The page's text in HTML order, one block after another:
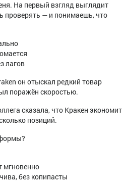
На первый взгляд выглядит
проверять — и понимаешь, что
лагов
он отыскал редкий товар
поражён скоростью.
сказала, что Кракен экономит
позиций.
мгновенно
без копипасты